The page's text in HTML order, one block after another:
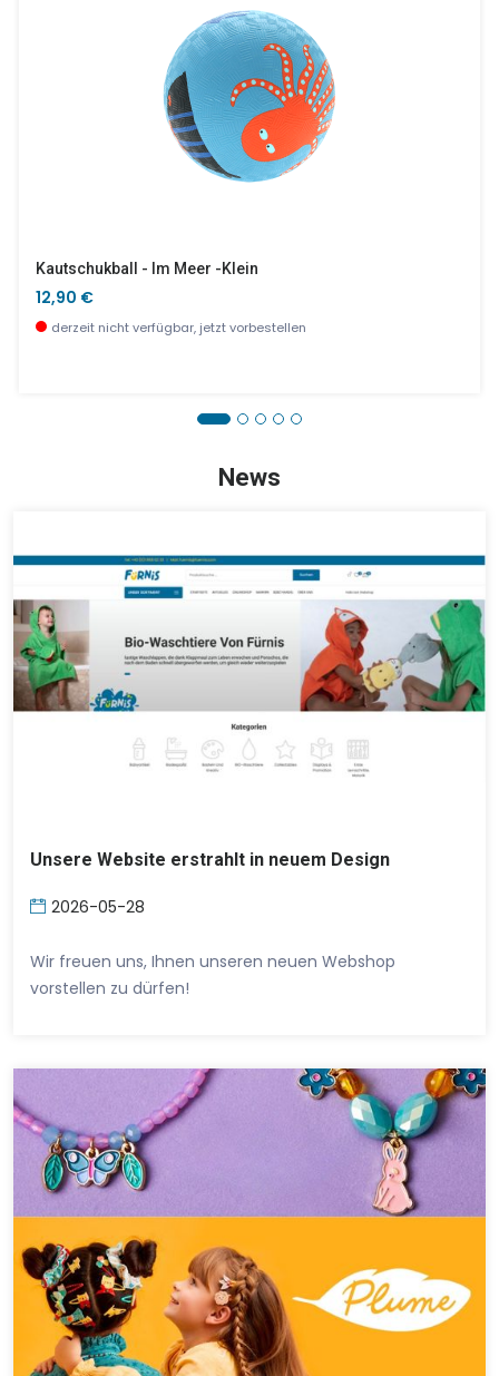
Kautschukball - Im Meer -klein
12,90 €
derzeit nicht verfügbar, jetzt vorbestellen
News
Unsere Website erstrahlt in neuem Design
2026-05-28
Wir freuen uns, Ihnen unseren neuen Webshop
vorstellen zu dürfen!